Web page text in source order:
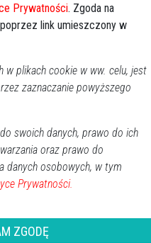
Prywatności. Zgoda na
link umieszczony w
w plikach cookie w ww. celu, jest
zaznaczanie powyższego
swoich danych, prawo do ich
oraz prawo do
danych osobowych, w tym
Prywatności.
ZGODĘ